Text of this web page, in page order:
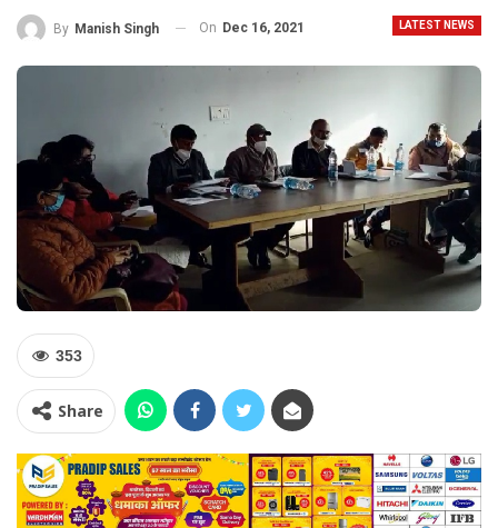
LATEST NEWS
By Manish Singh On Dec 16, 2021
353
Share